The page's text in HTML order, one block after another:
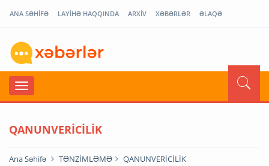
ANA SƏHİFƏ LAYİHƏ HAQQINDA ARXİV XƏBƏRLƏR ƏLAQƏ
QANUNVERİCİLİK
Ana Səhifə TƏNZİMLƏMƏ QANUNVERİCİLİK